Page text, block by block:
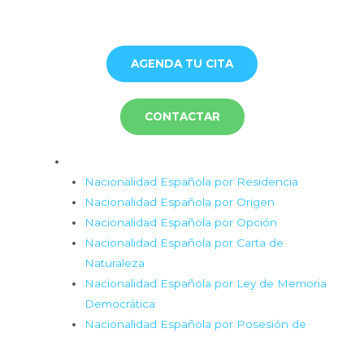
AGENDA TU CITA
CONTACTAR
Nacionalidad Española por Residencia
Nacionalidad Española por Origen
Nacionalidad Española por Opción
Nacionalidad Española por Carta de
Naturaleza
Nacionalidad Española por Ley de Memoria
Democrática
Nacionalidad Española por Posesión de
Menú